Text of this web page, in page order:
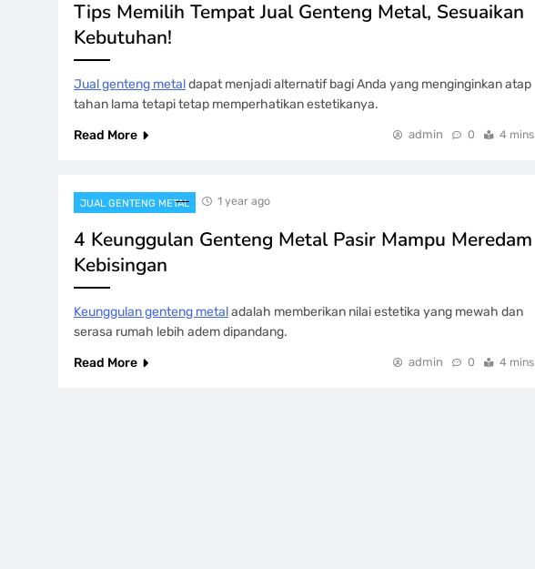
Tips Memilih Tempat Jual Genteng Metal, Sesuaikan
Kebutuhan!
Jual genteng metaldapat menjadi alternatif bagi Anda yang menginginkan atap
tahan lama tetapi tetap memperhatikan estetikanya.
Read More
admin 0 4 mins
JUAL GENTENG METAL 1 year ago
4 Keunggulan Genteng Metal Pasir Mampu Meredam
Kebisingan
Keunggulan genteng metaladalah memberikan nilai estetika yang mewah dan
serasa rumah lebih adem dipandang.
Read More
admin 0 4 mins